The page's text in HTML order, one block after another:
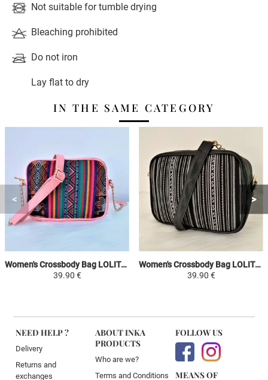
Not suitable for tumble drying
Bleaching prohibited
Do not iron
Lay flat to dry
IN THE SAME CATEGORY
Women's Crossbody Bag LOLITA - Pink / Colorful - Peruvian Canvas Ethnic Patterns
39.90 €
Women's Crossbody Bag LOLITA - White / Black - Peruvian Canvas Ethnic Patterns
39.90 €
NEED HELP ?
Delivery
Returns and
exchanges
ABOUT INKA
PRODUCTS
Who are we?
Terms and Conditions
FOLLOW US
MEANS OF